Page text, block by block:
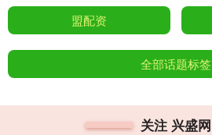
盟配资
全部话题标签
关注 兴盛网